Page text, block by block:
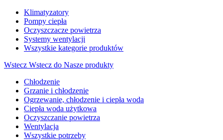
Klimatyzatory
Pompy ciepła
Oczyszczacze powietrza
Systemy wentylacji
Wszystkie kategorie produktów
Wstecz Wstecz do Nasze produkty
Chłodzenie
Grzanie i chłodzenie
Ogrzewanie, chłodzenie i ciepła woda
Ciepła woda użytkowa
Oczyszczanie powietrza
Wentylacja
Wszystkie potrzeby